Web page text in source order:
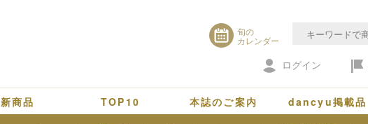
旬の
カレンダー
ログイン
新商品 TOP10 本誌のご案内 dancyu掲載品